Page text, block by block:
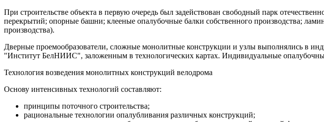
При строительстве объекта в первую очередь был задействован свободный парк
перекрытий; опорные башни; клееные опалубочные балки собственного производства;
производства).
Дверные проемообразователи, сложные монолитные конструкции и узлы выполнялись в
"Институт БелНИИС", заложенным в технологических картах. Индивидуальные
Технология возведения монолитных конструкций велодрома
Основу интенсивных технологий составляют:
принципы поточного строительства;
рациональные технологии опалубливания различных конструкций;